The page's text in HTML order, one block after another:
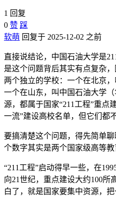
1 回复
0 赞 踩
软萌 回复于 2025-12-02 之前
直接说结论，中国石油大学是
是这个问题背后其实有点复杂
两个独立的学校：一个在北京
一个在山东，叫中国石油大学
源，都属于国家“211工程”重点
一流”建设高校名单，但它们都
要搞清楚这个问题，得先简单聊
个数字其实是两个国家级高等教
“211工程”启动得早一些，在
向21世纪，重点建设大约100所
白了，就是国家要集中资源，